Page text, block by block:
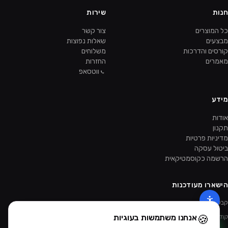
חנות
כל המוצרים
מבצעים
קורסים והדרכות
מאמרים
שירות
צור קשר
שאלות נפוצות
משלוחים
החזרות
ווטסאפ
מידע
אודות
תקנון
מדיניות פרטיות
ביטול עסקה
הרשמה כקוסמטיקאית
הישארו מעודכנות
קבלו מבצעים ומוצרים חדשים קודם.
קוד ההטמעה של הניוזלטר יתווסף מהאדמין.
🍪אנחנו משתמשות בעוגיות